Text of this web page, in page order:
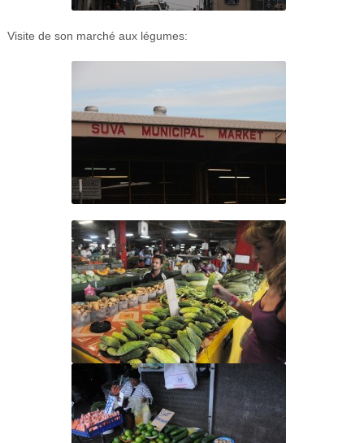
Visite de son marché aux légumes: